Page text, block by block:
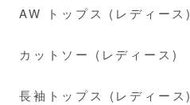
AW トップス (レディース)
カットソー (レディース)
長袖トップス (レディース)